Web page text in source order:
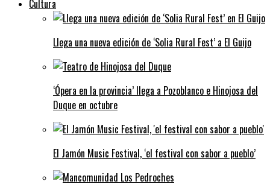
Cultura
Llega una nueva edición de ‘Solia Rural Fest’ a El Guijo
‘Ópera en la provincia’ llega a Pozoblanco e Hinojosa del
Duque en octubre
El Jamón Music Festival, ‘el festival con sabor a pueblo’